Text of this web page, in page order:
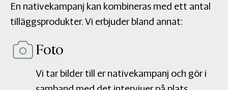
En nativekampanj kan kombineras med ett antal
tilläggsprodukter. Vi erbjuder bland annat:
Foto
Vi tar bilder till er nativekampanj och gör i